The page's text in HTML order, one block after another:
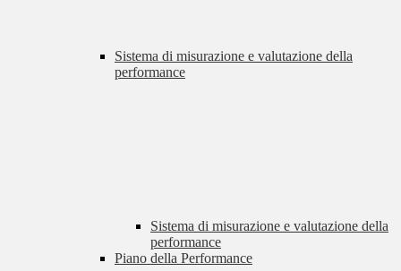
Sistema di misurazione e valutazione della
performance
Sistema di misurazione e valutazione della
performance
Piano della Performance